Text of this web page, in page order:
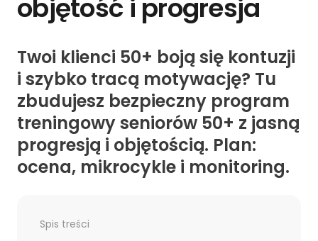
objętość i progresja
Twoi klienci 50+ boją się kontuzji
i szybko tracą motywację? Tu
zbudujesz bezpieczny program
treningowy seniorów 50+ z jasną
progresją i objętością. Plan:
ocena, mikrocykle i monitoring.
Spis treści